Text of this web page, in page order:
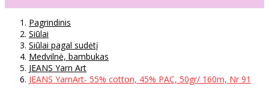
Pagrindinis
Siūlai
Siūlai pagal sudėtį
Medvilnė, bambukas
JEANS Yarn Art
JEANS YarnArt- 55% cotton, 45% PAC, 50gr/ 160m, Nr 91